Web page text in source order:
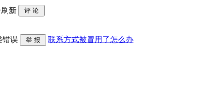
错误 联系方式被冒用了怎么办